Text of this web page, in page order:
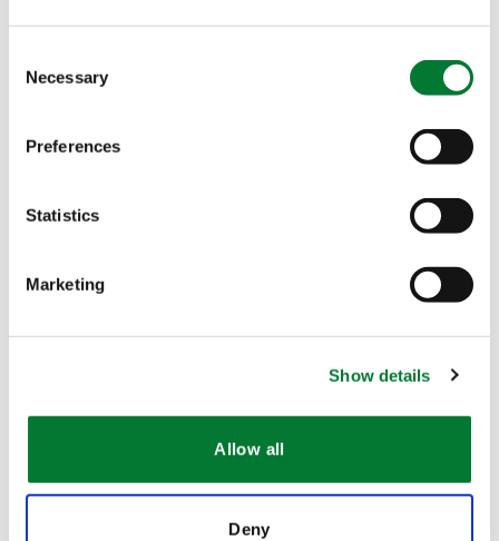
Selection
Necessary
Preferences
Statistics
Marketing
Show details
Allow all
Deny
The Van Iperen International Team
100% natural, líquido rojo oscuro
Proceso de producción patentado
producto se almacena a un máximo de 25 °C, si